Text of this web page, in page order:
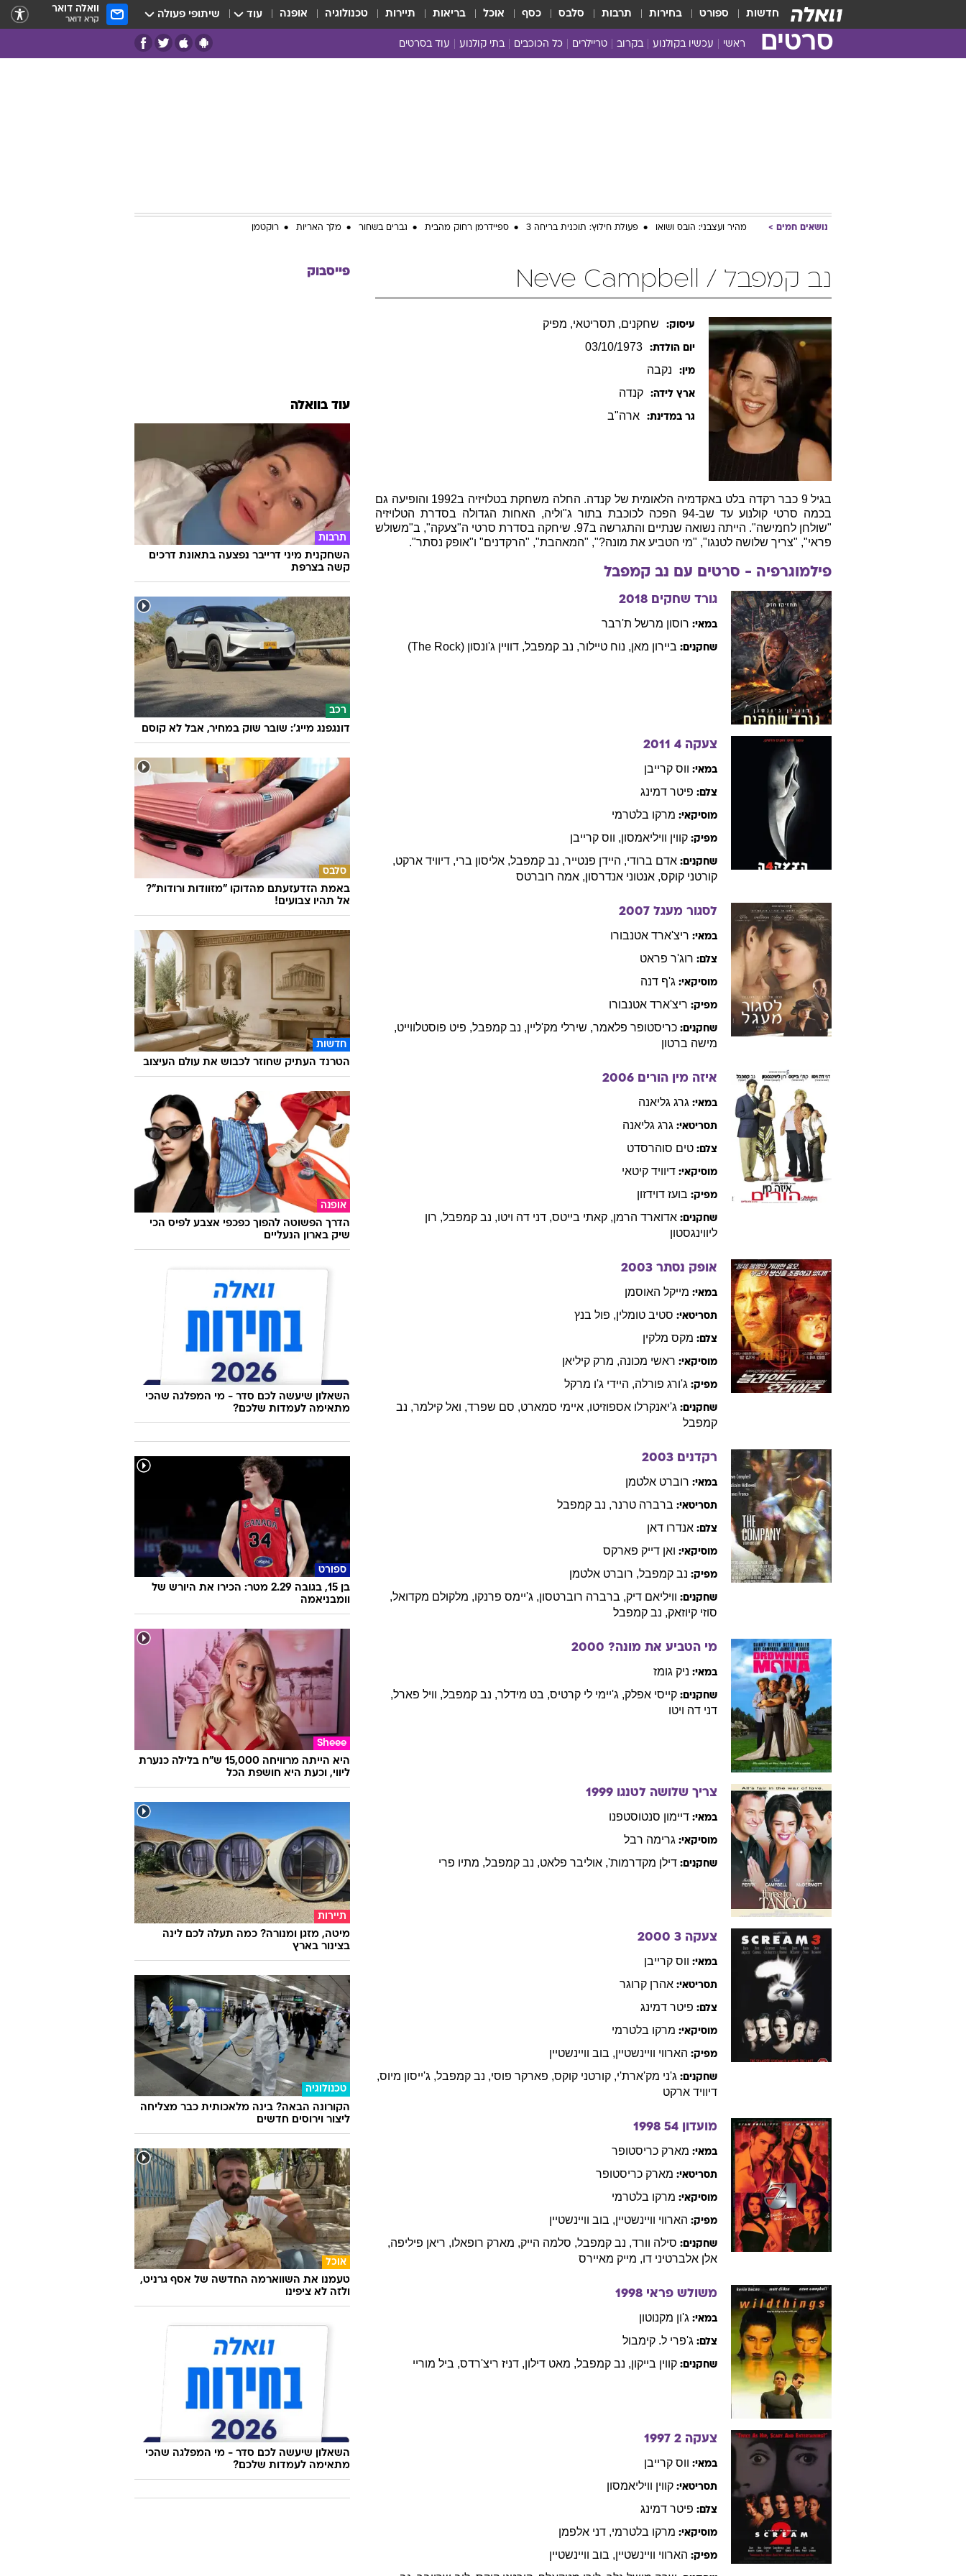
חדשות ספורט בחירות תרבות סלבס כסף אוכל בריאות תיירות טכנולוגיה אופנה עוד שיתופי פעולה וואלה דואר
קרא דואר
סרטים ראשי עכשיו בקולנוע בקרוב טריילרים כל הכוכבים בתי קולנוע עוד בסרטים
נושאים חמים מהיר ועצבני: הובס ושואו פעולת חילוץ: תוכנית בריחה 3 ספיידרמן רחוק מהבית גברים בשחור מלך האריות רוקטמן
נב קמפבל / Neve Campbell
עיסוק: שחקנים, תסריטאי, מפיק
יום הולדת: 03/10/1973
מין: נקבה
ארץ לידה: קנדה
גר במדינת: ארה"ב
בגיל 9 כבר רקדה בלט באקדמיה הלאומית של קנדה. החלה משחקת בטלויזיה ב1992 והופיעה גם
בכמה סרטי קולנוע עד שב-94 הפכה לכוכבת בתור ג"וליה, האחות הגדולה בסדרת הטלויזיה
"שולחן לחמישה". הייתה נשואה שנתיים והתגרשה ב97. שיחקה בסדרת סרטי ה"צעקה", ב"משולש
פראי", "צריך שלושה לטנגו", "מי הטביע את מונה?", "המאהבת", "הרקדנים" ו"אופק נסתר".
פילמוגרפיה - סרטים עם נב קמפבל
גורד שחקים 2018
במאי: רוסון מרשל ת'רבר
שחקנים: ביירון מאן, נוח טיילור, נב קמפבל, דוויין ג'ונסון (The Rock)
צעקה 4 2011
במאי: ווס קרייבן
צלם: פיטר דמינג
מוסיקאי: מרקו בלטרמי
מפיק: קווין וויליאמסון, ווס קרייבן
שחקנים: אדם ברודי, היידן פנטייר, נב קמפבל, אליסון ברי, דיוויד ארקט,
קורטני קוקס, אנטוני אנדרסון, אמה רוברטס
לסגור מעגל 2007
במאי: ריצ'ארד אטנבורו
צלם: רוג'ר פראט
מוסיקאי: ג'ף דנה
מפיק: ריצ'ארד אטנבורו
שחקנים: כריסטופר פלאמר, שירלי מק'ליין, נב קמפבל, פיט פוסטלווייט,
מישה ברטון
איזה מין הורים 2006
במאי: גרג גליאנה
תסריטאי: גרג גליאנה
צלם: טים סוהרסדט
מוסיקאי: דיוויד קיטאי
מפיק: בועז דוידזון
שחקנים: אדוארד הרמן, קאתי בייטס, דני דה ויטו, נב קמפבל, רון
ליווינגסטון
אופק נסתר 2003
במאי: מייקל האוסמן
תסריטאי: סטיב טומלין, פול בנץ
צלם: מקס מלקין
מוסיקאי: ראשי מכונה, מרק קיליאן
מפיק: ג'ורג פורלה, היידי ג'ו מרקל
שחקנים: ג'יאנקרלו אספוזיטו, איימי סמארט, סם שפרד, ואל קילמר, נב
קמפבל
רקדנים 2003
במאי: רוברט אלטמן
תסריטאי: ברברה טרנר, נב קמפבל
צלם: אנדרו דאן
מוסיקאי: ואן דייק פארקס
מפיק: נב קמפבל, רוברט אלטמן
שחקנים: וויליאם דיק, ברברה רוברטסון, ג'יימס פרנקו, מלקולם מקדואל,
סוזי קיוזאק, נב קמפבל
מי הטביע את מונה? 2000
במאי: ניק גומז
שחקנים: קייסי אפלק, ג'יימי לי קרטיס, בט מידלר, נב קמפבל, וויל פארל,
דני דה ויטו
צריך שלושה לטנגו 1999
במאי: דיימון סנטוסטפנו
מוסיקאי: גרימה רבל
שחקנים: דילן מקדרמות', אוליבר פלאט, נב קמפבל, מתיו פרי
צעקה 3 2000
במאי: ווס קרייבן
תסריטאי: אהרן קרוגר
צלם: פיטר דמינג
מוסיקאי: מרקו בלטרמי
מפיק: הארווי וויינשטיין, בוב וויינשטיין
שחקנים: ג'ני מק'ארת'י, קורטני קוקס, פארקר פוסי, נב קמפבל, ג'ייסון מיוס,
דיוויד ארקט
מועדון 54 1998
במאי: מארק כריסטופר
תסריטאי: מארק כריסטופר
מוסיקאי: מרקו בלטרמי
מפיק: הארווי וויינשטיין, בוב וויינשטיין
שחקנים: סילה וורד, נב קמפבל, סלמה הייק, מארק רופאלו, ריאן פיליפה,
אלן אלברטיני דו, מייק מאיירס
משולש פראי 1998
במאי: ג'ון מקנוטון
צלם: ג'פרי ל. קימבול
שחקנים: קווין בייקון, נב קמפבל, מאט דילון, דניז ריצ'רדס, ביל מוריי
צעקה 2 1997
במאי: ווס קרייבן
תסריטאי: קווין וויליאמסון
צלם: פיטר דמינג
מוסיקאי: מרקו בלטרמי, דני אלפמן
מפיק: הארווי וויינשטיין, בוב וויינשטיין
פייסבוק
עוד בוואלה
תרבות
השחקנית מיני דרייבר נפצעה בתאונת דרכים
קשה בצרפת
רכב
דונגפנג מייג': שובר שוק במחיר, אבל לא קוסם
סלבס
באמת הזדעזעתם מהדוקו "מזוודות ורודות"?
אל תהיו צבועים!
חדשות
הטרנד העתיק שחוזר לכבוש את עולם העיצוב
אופנה
הדרך הפשוטה להפוך כפכפי אצבע לפיס הכי
שיק בארון הנעליים
השאלון שיעשה לכם סדר - מי המפלגה שהכי
מתאימה לעמדות שלכם?
ספורט
בן 15, בגובה 2.29 מטר: הכירו את היורש של
וומבניאמה
Sheee
היא הייתה מרוויחה 15,000 ש"ח בלילה כנערת
ליווי, וכעת היא חושפת הכל
תיירות
מיטה, מזגן ומנורה? כמה תעלה לכם לינה
בצינור בארץ
טכנולוגיה
הקורונה הבאה? בינה מלאכותית כבר מצליחה
ליצור וירוסים חדשים
אוכל
טעמנו את השווארמה החדשה של אסף גרניט,
ולזה לא ציפינו
השאלון שיעשה לכם סדר - מי המפלגה שהכי
מתאימה לעמדות שלכם?